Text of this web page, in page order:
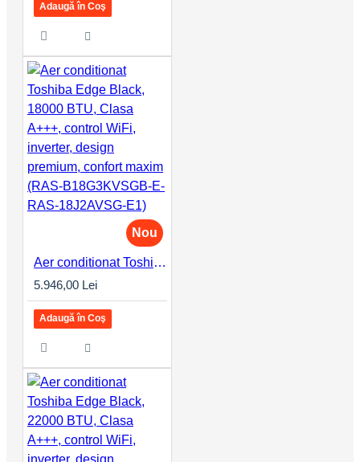
Adaugă în Coş
Nou
Aer conditionat Toshiba Edge Black, 18000 BTU, Clasa A+++, control WiFi, inverter, design premium, confort maxim (RAS-B18G3KVSGB-E-RAS-18J2AVSG-E1)
5.946,00 Lei
Adaugă în Coş